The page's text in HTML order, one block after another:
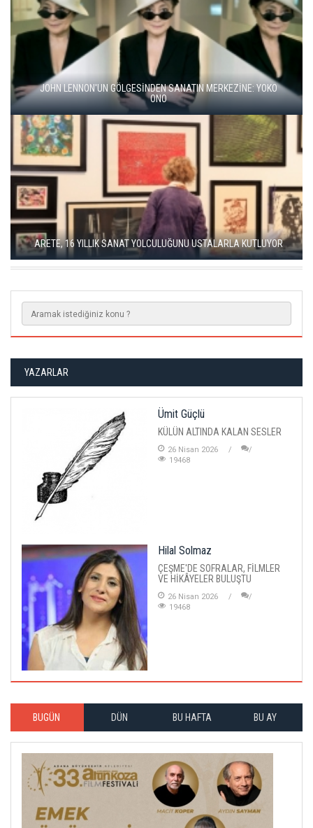
BALKANLAR'DAN ALÇITEPE'YE GÖÇÜN HİKAYESİ: "KÖK HALI"
SERGİSİ AÇILDI
SEÇKİN PİRİM İLE ŞEREFİYE SARNICI'NDA "DÜN İLE BUGÜN"
SERGİSİ
YAZARLAR
Ümit Güçlü
KÜLÜN ALTINDA KALAN SESLER
26 Nisan 2026
19468
Hilal Solmaz
ÇEŞME'DE SOFRALAR, FİLMLER
VE HİKÂYELER BULUŞTU
26 Nisan 2026
19468
BUGÜN DÜN BU HAFTA BU AY